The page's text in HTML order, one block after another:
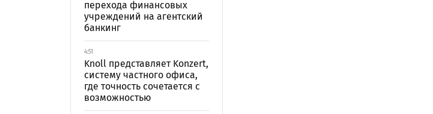
перехода финансовых
учреждений на агентский
банкинг
4:51
Knoll представляет Konzert,
систему частного офиса,
где точность сочетается с
возможностью